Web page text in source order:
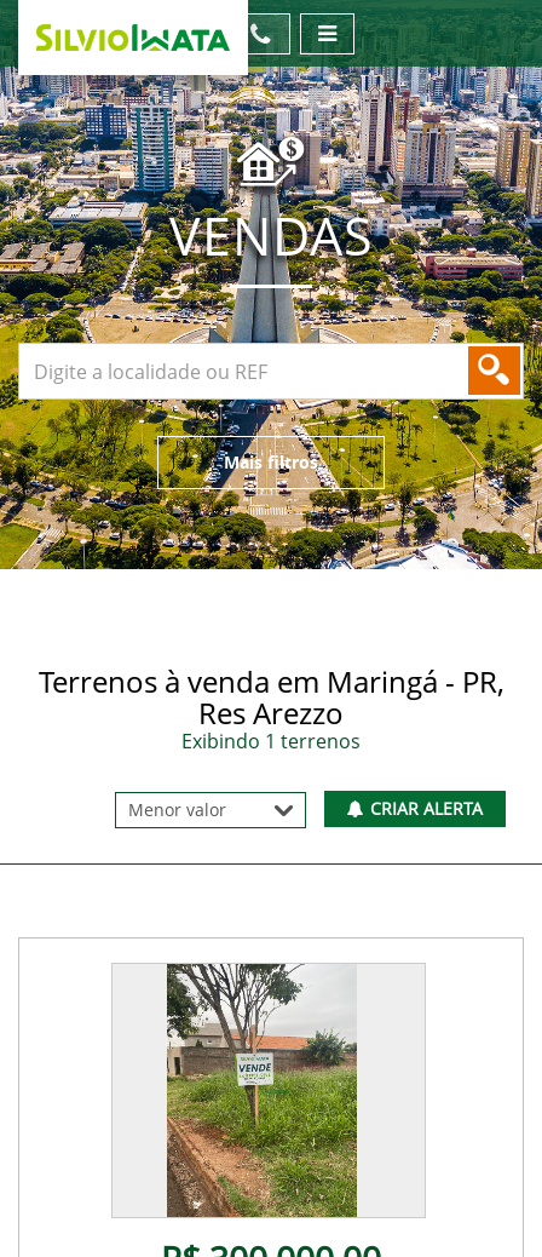
VENDAS
Mais filtros
Terrenos à venda em Maringá - PR,
Res Arezzo
Exibindo 1 terrenos
CRIAR ALERTA